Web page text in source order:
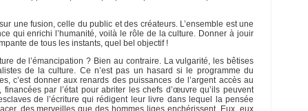
une fusion, celle du public et des créateurs. L’ensemble est une
qui enrichi l’humanité, voilà le rôle de la culture. Donner à jouir
de tous les instants, quel bel objectif !
de l’émancipation ? Bien au contraire. La vulgarité, les bêtises
de la culture. Ce n’est pas un hasard si le programme du
c’est donner aux renards des puissances de l’argent accès au
par l’état pour abriter les chefs d’œuvre qu’ils peuvent
de l’écriture qui rédigent leur livre dans lequel la pensée
des merveilles que des hommes liges enchérissent. Eux, eux